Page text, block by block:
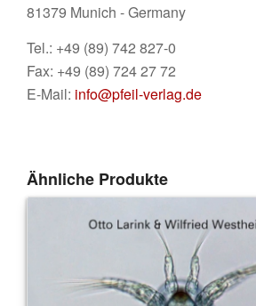
81379 Munich - Germany
Tel.: +49 (89) 742 827-0
Fax: +49 (89) 724 27 72
E-Mail: info@pfeil-verlag.de
Ähnliche Produkte